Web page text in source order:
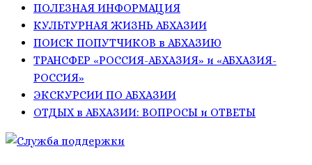
ПОЛЕЗНАЯ ИНФОРМАЦИЯ
КУЛЬТУРНАЯ ЖИЗНЬ АБХАЗИИ
ПОИСК ПОПУТЧИКОВ в АБХАЗИЮ
ТРАНСФЕР «РОССИЯ-АБХАЗИЯ» и «АБХАЗИЯ-
РОССИЯ»
ЭКСКУРСИИ ПО АБХАЗИИ
ОТДЫХ в АБХАЗИИ: ВОПРОСЫ и ОТВЕТЫ